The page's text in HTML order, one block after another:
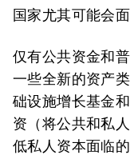
国家尤其可能会
仅有公共资金和
一些全新的资产
础设施增长基金
资（将公共和私
低私人资本面临